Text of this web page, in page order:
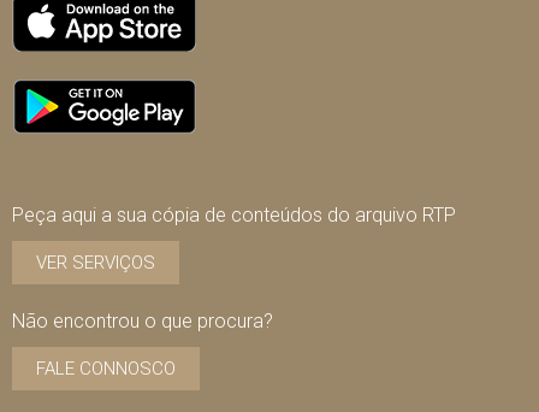
Peça aqui a sua cópia de conteúdos do arquivo RTP
VER SERVIÇOS
Não encontrou o que procura?
FALE CONNOSCO